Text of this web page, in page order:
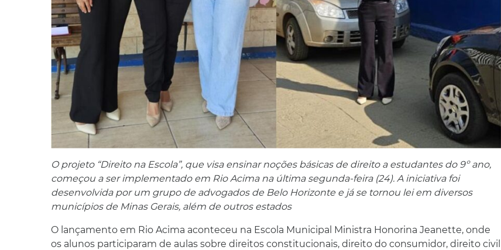
O projeto “Direito na Escola”, que visa ensinar noções básicas de direito a estudantes do 9º ano,
começou a ser implementado em Rio Acima na última segunda-feira (24). A iniciativa foi
desenvolvida por um grupo de advogados de Belo Horizonte e já se tornou lei em diversos
municípios de Minas Gerais, além de outros estados
O lançamento em Rio Acima aconteceu na Escola Municipal Ministra Honorina Jeanette, onde
os alunos participaram de aulas sobre direitos constitucionais, direito do consumidor, direito civil